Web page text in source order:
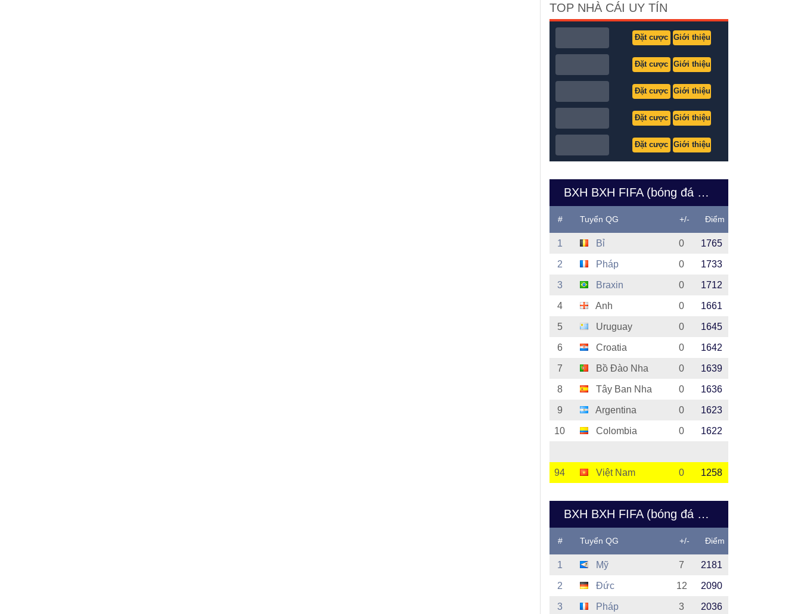
TOP NHÀ CÁI UY TÍN
Đặt cược Giới thiệu
Đặt cược Giới thiệu
Đặt cược Giới thiệu
Đặt cược Giới thiệu
Đặt cược Giới thiệu
BXH BXH FIFA (bóng đá nam Việt Nam)
# Tuyển QG +/- Điểm
1 Bỉ 0 1765
2 Pháp 0 1733
3 Braxin 0 1712
4 Anh 0 1661
5 Uruguay 0 1645
6 Croatia 0 1642
7 Bồ Đào Nha 0 1639
8 Tây Ban Nha 0 1636
9 Argentina 0 1623
10 Colombia 0 1622
94 Việt Nam 0 1258
BXH BXH FIFA (bóng đá nữ Việt Nam)
# Tuyển QG +/- Điểm
1 Mỹ 7 2181
2 Đức 12 2090
3 Pháp 3 2036